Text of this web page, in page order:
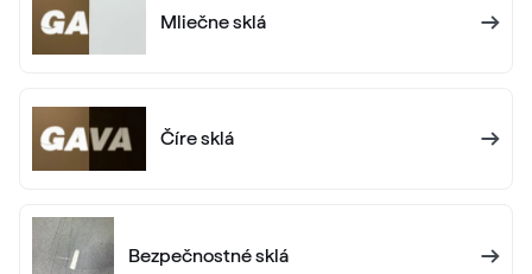
Mliečne sklá
Číre sklá
Bezpečnostné sklá